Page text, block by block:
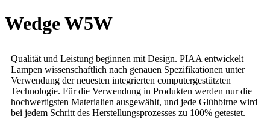
Wedge W5W
Qualität und Leistung beginnen mit Design. PIAA entwickelt
Lampen wissenschaftlich nach genauen Spezifikationen unter
Verwendung der neuesten integrierten computergestützten
Technologie. Für die Verwendung in Produkten werden nur die
hochwertigsten Materialien ausgewählt, und jede Glühbirne wird
bei jedem Schritt des Herstellungsprozesses zu 100% getestet.